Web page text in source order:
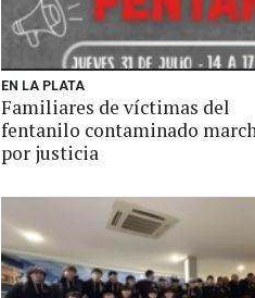
EN LA PLATA
Familiares de víctimas del
fentanilo contaminado
por justicia